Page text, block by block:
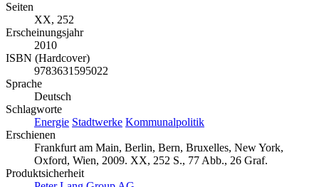
Seiten
XX, 252
Erscheinungsjahr
2010
ISBN (Hardcover)
9783631595022
Sprache
Deutsch
Schlagworte
Energie Stadtwerke Kommunalpolitik
Erschienen
Frankfurt am Main, Berlin, Bern, Bruxelles, New York,
Oxford, Wien, 2009. XX, 252 S., 77 Abb., 26 Graf.
Produktsicherheit